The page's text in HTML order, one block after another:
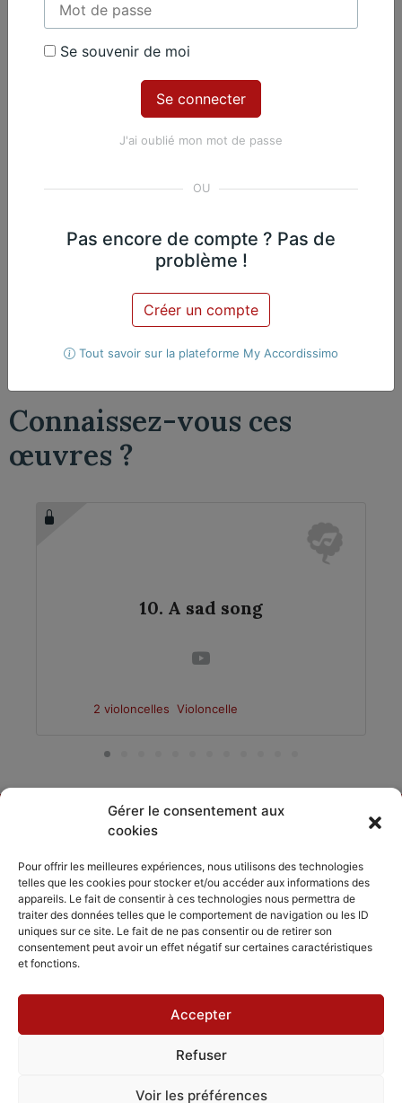
Gérer le consentement aux
cookies
Pour offrir les meilleures expériences, nous utilisons des technologies
telles que les cookies pour stocker et/ou accéder aux informations des
appareils. Le fait de consentir à ces technologies nous permettra de
traiter des données telles que le comportement de navigation ou les ID
uniques sur ce site. Le fait de ne pas consentir ou de retirer son
consentement peut avoir un effet négatif sur certaines caractéristiques
et fonctions.
Accepter
Refuser
Voir les préférences
Œuvres du même
compositeur​
Claude-Henry Joubert
Piano, Violoncelle Violoncelle et
Pièce pédagogique
XXÈME SIÈCLE
Connaissez-vous ces
œuvres ?
10. A sad song
2 violoncelles Violoncelle
Les compositeurs
Le répertoire
Inviter
Feedback
Les séjours
musicaux
Accordissimo
L'application
Politique de cookies
Se souvenir de moi
J'ai oublié mon mot de passe
Pas encore de compte ? Pas de
problème !
Créer un compte
Tout savoir sur la plateforme My Accordissimo